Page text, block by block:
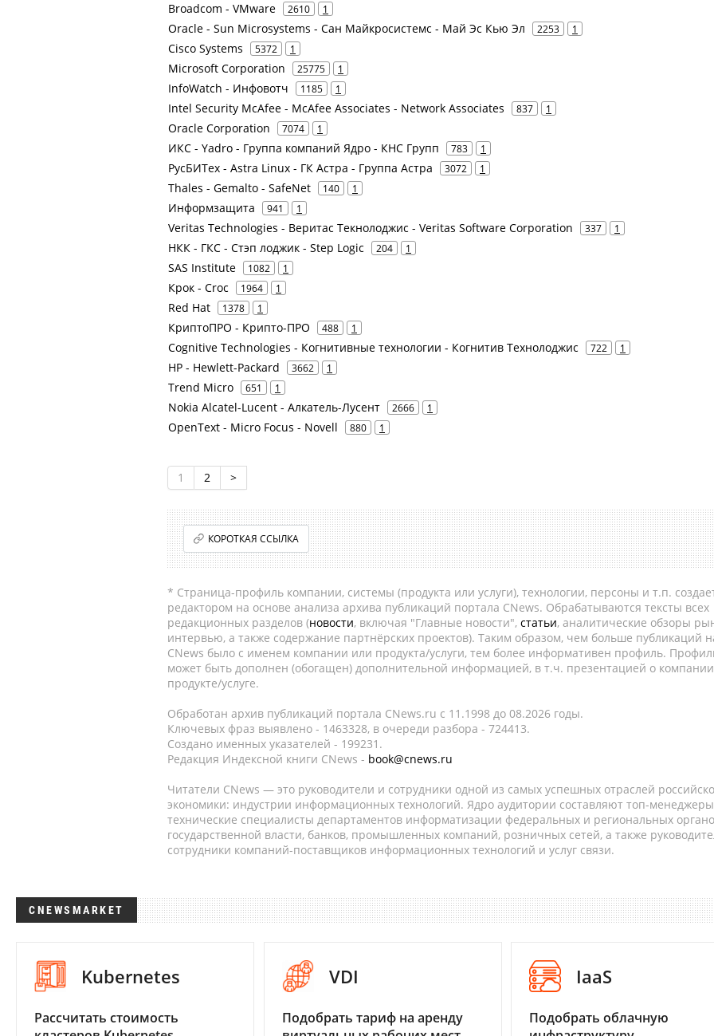
Broadcom - VMware 2610 1
Oracle - Sun Microsystems - Сан Майкросистемс - Май Эс Кью Эл 2253 1
Cisco Systems 5372 1
Microsoft Corporation 25775 1
InfoWatch - Инфовотч 1185 1
Intel Security McAfee - McAfee Associates - Network Associates 837 1
Oracle Corporation 7074 1
ИКС - Yadro - Группа компаний Ядро - КНС Групп 783 1
РусБИТех - Astra Linux - ГК Астра - Группа Астра 3072 1
Thales - Gemalto - SafeNet 140 1
Информзащита 941 1
Veritas Technologies - Веритас Текнолоджис - Veritas Software Corporation 337 1
НКК - ГКС - Стэп лоджик - Step Logic 204 1
SAS Institute 1082 1
Крок - Croc 1964 1
Red Hat 1378 1
КриптоПРО - Крипто-ПРО 488 1
Cognitive Technologies - Когнитивные технологии - Когнитив Технолоджис 722 1
HP - Hewlett-Packard 3662 1
Trend Micro 651 1
Nokia Alcatel-Lucent - Алкатель-Лусент 2666 1
OpenText - Micro Focus - Novell 880 1
1 2 >
КОРОТКАЯ ССЫЛКА
* Страница-профиль компании, системы (продукта или услуги), технологии, персоны и т.п.
редактором на основе анализа архива публикаций портала CNews. Обрабатываются тексты всех
редакционных разделов (новости, включая "Главные новости", статьи, аналитические обзоры
интервью, а также содержание партнёрских проектов). Таким образом, чем больше публикаций
CNews было с именем компании или продукта/услуги, тем более информативен профиль.
может быть дополнен (обогащен) дополнительной информацией, в т.ч. презентацией о
продукте/услуге.
Обработан архив публикаций портала CNews.ru c 11.1998 до 08.2026 годы.
Ключевых фраз выявлено - 1463328, в очереди разбора - 724413.
Создано именных указателей - 199231.
Редакция Индексной книги CNews - book@cnews.ru
Читатели CNews — это руководители и сотрудники одной из самых успешных отраслей
экономики: индустрии информационных технологий. Ядро аудитории составляют топ-
технические специалисты департаментов информатизации федеральных и региональных
государственной власти, банков, промышленных компаний, розничных сетей, а также
сотрудники компаний-поставщиков информационных технологий и услуг связи.
CNEWSMARKET
Kubernetes
Рассчитать стоимость
VDI
Подобрать тариф на аренду
IaaS
Подобрать облачную